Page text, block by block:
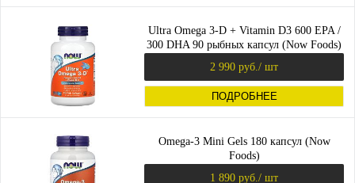
Ultra Omega 3-D + Vitamin D3 600 EPA /
300 DHA 90 рыбных капсул (Now Foods)
2 990 руб. / шт
ПОДРОБНЕЕ
Omega-3 Mini Gels 180 капсул (Now
Foods)
1 890 руб. / шт